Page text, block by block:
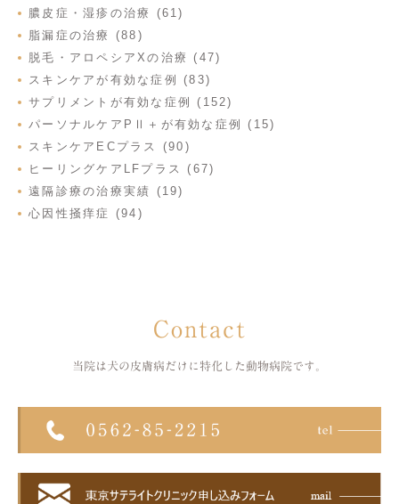
膿皮症・湿疹の治療 (61)
脂漏症の治療 (88)
脱毛・アロペシアXの治療 (47)
スキンケアが有効な症例 (83)
サプリメントが有効な症例 (152)
パーソナルケアPⅡ＋が有効な症例 (15)
スキンケアECプラス (90)
ヒーリングケアLFプラス (67)
遠隔診療の治療実績 (19)
心因性掻痒症 (94)
Contact
当院は犬の皮膚病だけに特化した 動物病院です。